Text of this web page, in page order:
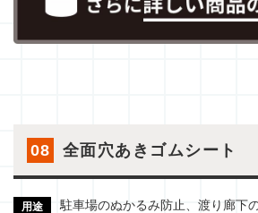
08 全面穴あきゴムシート
用途
駐車場のぬかるみ防止、渡り廊下